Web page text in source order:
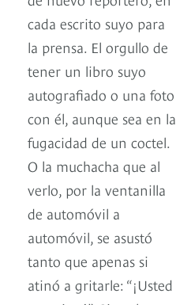
cada escrito suyo para
la prensa. El orgullo de
tener un libro suyo
autografiado o una foto
con él, aunque sea en la
fugacidad de un coctel.
O la muchacha que al
verlo, por la ventanilla
de automóvil a
automóvil, se asustó
tanto que apenas si
atinó a gritarle: “¡Usted